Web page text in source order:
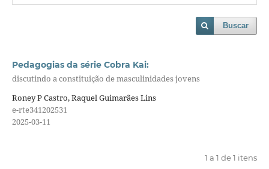
Buscar
Pedagogias da série Cobra Kai:
discutindo a constituição de masculinidades jovens
Roney P Castro, Raquel Guimarães Lins
e-rte341202531
2025-03-11
1 a 1 de 1 itens